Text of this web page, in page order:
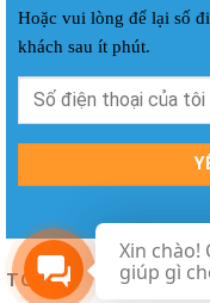
Hoặc vui lòng để lại số
khách sau ít phút.
TOUR
Xin chào!
giúp gì